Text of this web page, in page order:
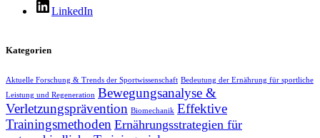
LinkedIn
Kategorien
Aktuelle Forschung & Trends der Sportwissenschaft Bedeutung der Ernährung für sportliche
Leistung und Regeneration Bewegungsanalyse &
Verletzungsprävention Biomechanik Effektive
Trainingsmethoden Ernährungsstrategien für